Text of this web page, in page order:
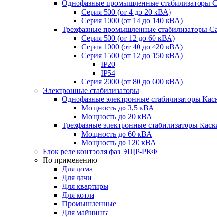
Однофазные промышленные стабилизаторы
Серия 500 (от 4 до 20 кВА)
Серия 1000 (от 14 до 140 кВА)
Трехфазные промышленные стабилизаторы
Cерия 500 (от 12 до 60 кВА)
Серия 1000 (от 40 до 420 кВА)
Серия 1500 (от 12 до 150 кВА)
IP20
IP54
Серия 2000 (от 80 до 600 кВА)
Электронные стабилизаторы
Однофазные электронные стабилизаторы
Мощность до 3,5 кВА
Мощность до 20 кВА
Трехфазные электронные стабилизаторы
Мощность до 60 кВА
Мощность до 120 кВА
Блок реле контроля фаз ЭЩР-РКФ
По применению
Для дома
Для дачи
Для квартиры
Для котла
Промышленные
Для майнинга